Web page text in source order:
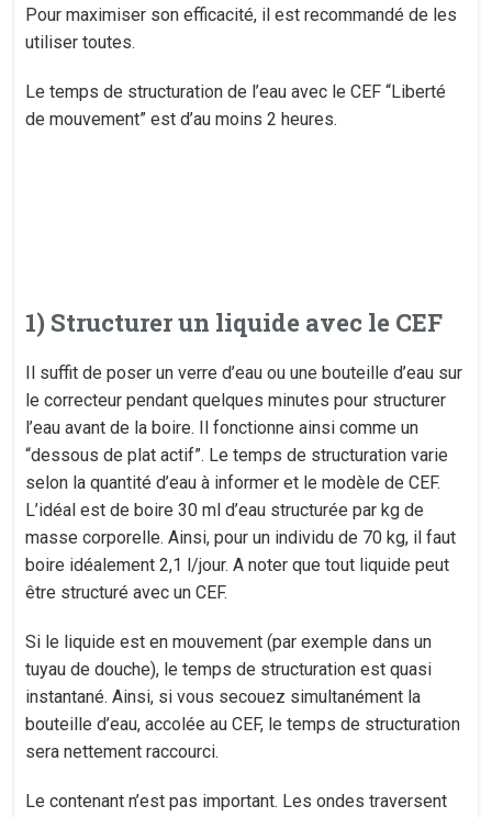
Pour maximiser son efficacité, il est recommandé de les
utiliser toutes.
Le temps de structuration de l’eau avec le CEF “Liberté
de mouvement” est d’au moins 2 heures.
1) Structurer un liquide avec le CEF
Il suffit de poser un verre d’eau ou une bouteille d’eau sur
le correcteur pendant quelques minutes pour structurer
l’eau avant de la boire. Il fonctionne ainsi comme un
“dessous de plat actif”. Le temps de structuration varie
selon la quantité d’eau à informer et le modèle de CEF.
L’idéal est de boire 30 ml d’eau structurée par kg de
masse corporelle. Ainsi, pour un individu de 70 kg, il faut
boire idéalement 2,1 l/jour. A noter que tout liquide peut
être structuré avec un CEF.
Si le liquide est en mouvement (par exemple dans un
tuyau de douche), le temps de structuration est quasi
instantané. Ainsi, si vous secouez simultanément la
bouteille d’eau, accolée au CEF, le temps de structuration
sera nettement raccourci.
Le contenant n’est pas important. Les ondes traversent